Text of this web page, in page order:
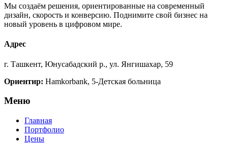
Мы создаём решения, ориентированные на современный
дизайн, скорость и конверсию. Поднимите свой бизнес на
новый уровень в цифровом мире.
Адрес
г. Ташкент, Юнусабадский р., ул. Янгишахар, 59
Ориентир: Hamkorbank, 5-Детская больница
Меню
Главная
Портфолио
Цены